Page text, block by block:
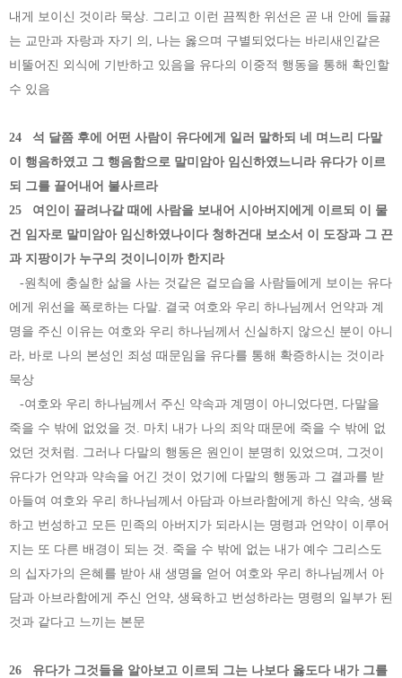
내게 보이신 것이라 묵상. 그리고 이런 끔찍한 위선은 곧 내 안에 들끓
는 교만과 자랑과 자기 의, 나는 옳으며 구별되었다는 바리새인같은
비뚤어진 외식에 기반하고 있음을 유다의 이중적 행동을 통해 확인할
수 있음
24 석 달쯤 후에 어떤 사람이 유다에게 일러 말하되 네 며느리 다말
이 행음하였고 그 행음함으로 말미암아 임신하였느니라 유다가 이르
되 그를 끌어내어 불사르라
25 여인이 끌려나갈 때에 사람을 보내어 시아버지에게 이르되 이 물
건 임자로 말미암아 임신하였나이다 청하건대 보소서 이 도장과 그 끈
과 지팡이가 누구의 것이니이까 한지라
-원칙에 충실한 삶을 사는 것같은 겉모습을 사람들에게 보이는 유다
에게 위선을 폭로하는 다말. 결국 여호와 우리 하나님께서 언약과 계
명을 주신 이유는 여호와 우리 하나님께서 신실하지 않으신 분이 아니
라, 바로 나의 본성인 죄성 때문임을 유다를 통해 확증하시는 것이라
묵상
-여호와 우리 하나님께서 주신 약속과 계명이 아니었다면, 다말을
죽을 수 밖에 없었을 것. 마치 내가 나의 죄악 때문에 죽을 수 밖에 없
었던 것처럼. 그러나 다말의 행동은 원인이 분명히 있었으며, 그것이
유다가 언약과 약속을 어긴 것이 었기에 다말의 행동과 그 결과를 받
아들여 여호와 우리 하나님께서 아담과 아브라함에게 하신 약속, 생육
하고 번성하고 모든 민족의 아버지가 되라시는 명령과 언약이 이루어
지는 또 다른 배경이 되는 것. 죽을 수 밖에 없는 내가 예수 그리스도
의 십자가의 은혜를 받아 새 생명을 얻어 여호와 우리 하나님께서 아
담과 아브라함에게 주신 언약, 생육하고 번성하라는 명령의 일부가 된
것과 같다고 느끼는 본문
26 유다가 그것들을 알아보고 이르되 그는 나보다 옳도다 내가 그를